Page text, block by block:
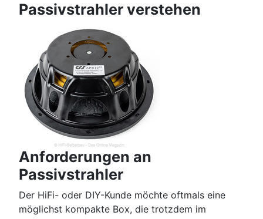
Passivstrahler verstehen
Anforderungen an
Passivstrahler
Der HiFi- oder DIY-Kunde möchte oftmals eine
möglichst kompakte Box, die trotzdem im